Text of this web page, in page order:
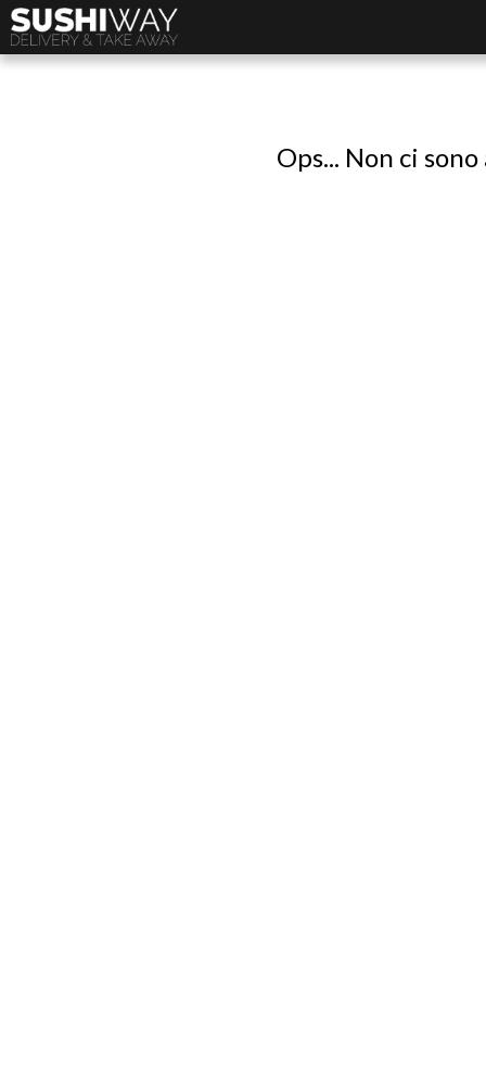
Ops... Non ci